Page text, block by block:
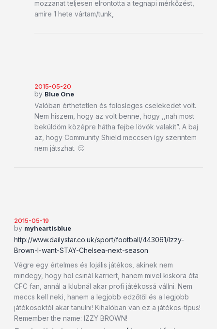
mozzanat teljesen elrontotta a tegnapi mérkőzést,
amire 1 hete vártam/tunk,
2015-05-20
by Blue One
Valóban érthetetlen és fölösleges cselekedet volt.
Nem hiszem, hogy az volt benne, hogy ,,nah most
beküldöm középre hátha fejbe lövök valakit”. A baj
az, hogy Community Shield meccsen így szerintem
nem játszhat. 🙁
2015-05-19
by myheartisblue
http://www.dailystar.co.uk/sport/football/443061/Izzy-
Brown-I-want-STAY-Chelsea-next-season
Végre egy értelmes és lojális játékos, akinek nem
mindegy, hogy hol csinál karriert, hanem mivel kiskora óta
CFC fan, annál a klubnál akar profi játékossá vállni. Nem
meccs kell neki, hanem a legjobb edzőtől és a legjobb
játékosoktól akar tanulni! Kihalóban van ez a játékos-típus!
Remember the name: IZZY BROWN!